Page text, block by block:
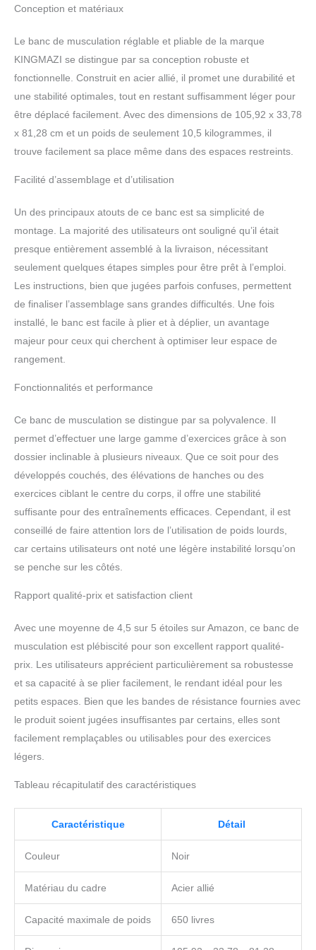
banc de musculation est presque entièrement
assemblé, vous n'avez besoin que de 2 minutes
pour assembler le tube de support avant et
arrière et les rouleaux en mousse. Il est facile à
les lits ou dans les placards pour un confort
ultime
Design ergonomique : le banc de
musculation dispose d'un rembourrage en
ferme, réduit la fatigue musculaire lorsque vous
pour de longues périodes assis ou
d'entraînement sur votre poitrine, vos épaules,
d'entraînement réglable : notre banc
d'entraînement réglable est conçu avec 6
réglages du dossier et 4 réglages du siège.
2 paires de bandes de résistance – Vous
comme fixation, les bandes seront l'excellent
assistant pour vos programmes de fitness ou de
perte de poids efficaces, peu importe si vous
répondront à vos besoins.
Conception et matériaux
Le banc de musculation réglable et pliable de la marque
KINGMAZI se distingue par sa conception robuste et
fonctionnelle. Construit en acier allié, il promet une durabilité et
une stabilité optimales, tout en restant suffisamment léger pour
être déplacé facilement. Avec des dimensions de 105,92 x 33,78
x 81,28 cm et un poids de seulement 10,5 kilogrammes, il
trouve facilement sa place même dans des espaces restreints.
Facilité d’assemblage et d’utilisation
Un des principaux atouts de ce banc est sa simplicité de
montage. La majorité des utilisateurs ont souligné qu’il était
presque entièrement assemblé à la livraison, nécessitant
seulement quelques étapes simples pour être prêt à l’emploi.
Les instructions, bien que jugées parfois confuses, permettent
de finaliser l’assemblage sans grandes difficultés. Une fois
installé, le banc est facile à plier et à déplier, un avantage
majeur pour ceux qui cherchent à optimiser leur espace de
rangement.
Fonctionnalités et performance
Ce banc de musculation se distingue par sa polyvalence. Il
permet d’effectuer une large gamme d’exercices grâce à son
dossier inclinable à plusieurs niveaux. Que ce soit pour des
développés couchés, des élévations de hanches ou des
exercices ciblant le centre du corps, il offre une stabilité
suffisante pour des entraînements efficaces. Cependant, il est
conseillé de faire attention lors de l’utilisation de poids lourds,
car certains utilisateurs ont noté une légère instabilité lorsqu’on
se penche sur les côtés.
Rapport qualité-prix et satisfaction client
Avec une moyenne de 4,5 sur 5 étoiles sur Amazon, ce banc de
musculation est plébiscité pour son excellent rapport qualité-
prix. Les utilisateurs apprécient particulièrement sa robustesse
et sa capacité à se plier facilement, le rendant idéal pour les
petits espaces. Bien que les bandes de résistance fournies avec
le produit soient jugées insuffisantes par certains, elles sont
facilement remplaçables ou utilisables pour des exercices
légers.
Tableau récapitulatif des caractéristiques
Caractéristique Détail
Couleur Noir
Matériau du cadre Acier allié
Capacité maximale de poids 650 livres